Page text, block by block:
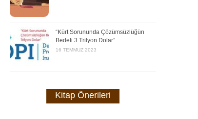
“Kürt Sorununda Çözümsüzlüğün
Bedeli 3 Trilyon Dolar”
16 TEMMUZ 2023
Kitap Önerileri